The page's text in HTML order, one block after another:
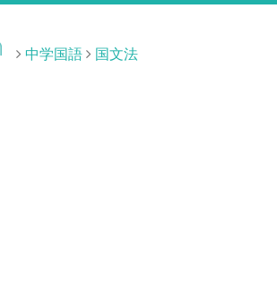
中学国語 国文法